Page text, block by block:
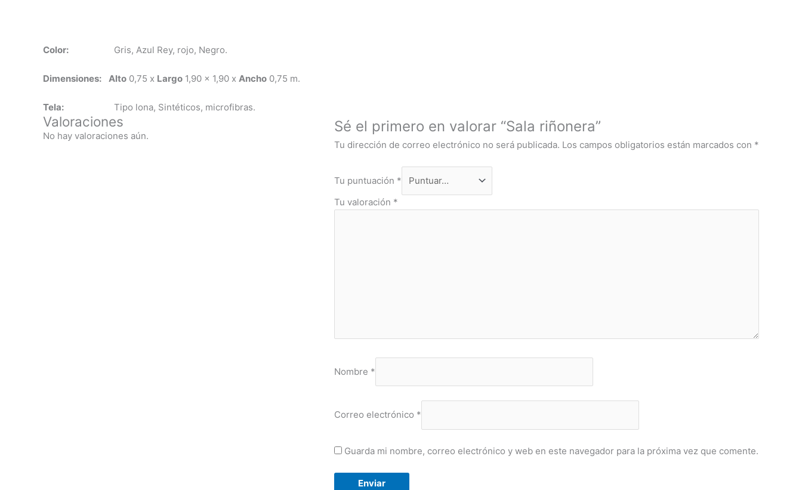
Color: Gris, Azul Rey, rojo, Negro.
Dimensiones: Alto 0,75 x Largo 1,90 x 1,90 x Ancho 0,75 m.
Tela: Tipo lona, Sintéticos, microfibras.
Valoraciones
No hay valoraciones aún.
Sé el primero en valorar “Sala riñonera”
Tu dirección de correo electrónico no será publicada. Los campos obligatorios están marcados con *
Tu puntuación *
Tu valoración *
Nombre *
Correo electrónico *
Guarda mi nombre, correo electrónico y web en este navegador para la próxima vez que comente.